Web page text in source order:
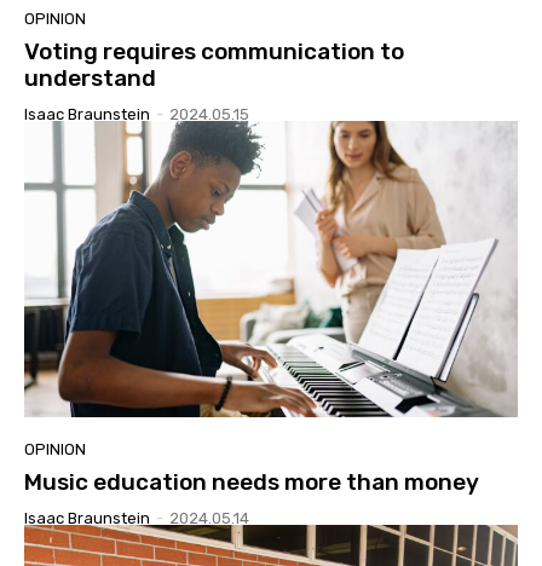
OPINION
Voting requires communication to
understand
Isaac Braunstein - 2024.05.15
OPINION
Music education needs more than money
Isaac Braunstein - 2024.05.14